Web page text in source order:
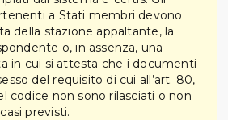
a Stati membri devono
della stazione appaltante, la
o, in assenza, una
in cui si attesta che i documenti
del requisito di cui all’art. 80,
codice non sono rilasciati o non
previsti.